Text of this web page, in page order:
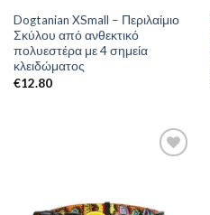
Dogtanian XSmall – Περιλαίμιο
Σκύλου από ανθεκτικό
πολυεστέρα με 4 σημεία
κλειδώματος
€12.80